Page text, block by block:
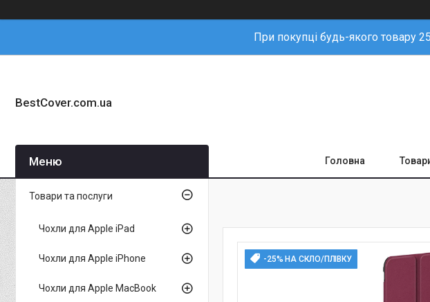
При покупці будь-якого товару
BestCover.com.ua
Головна
-25% НА СКЛО/ПЛІВКУ
Товари та послуги
Чохли для Apple iPad
Чохли для Apple iPhone
Чохли для Apple MacBook